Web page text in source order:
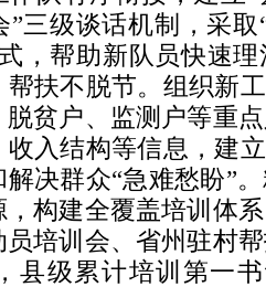
三级谈话机制，采
，帮助新队员快速
扶不脱节。组织新
贫户、监测户等重
入结构等信息，建
决群众“急难愁盼”
构建全覆盖培训体
培训会、省州驻村
县级累计培训第一